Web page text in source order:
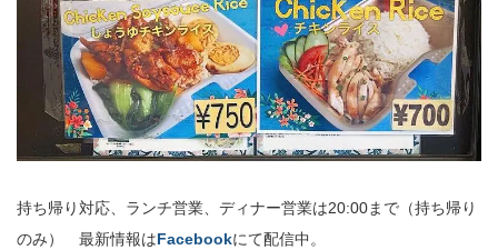
持ち帰り対応、ランチ営業、ディナー営業は20:00まで（持ち帰り
のみ） 最新情報はFacebookにて配信中。